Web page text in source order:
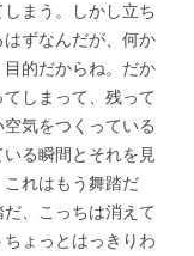
まう。しかし立ち
ずなんだが、何か
的だからね。だか
しまって、残って
気をつくっている
る瞬間とそれを見
れはもう舞踏だ
、こっちは消えて
ょっとはっきりわ